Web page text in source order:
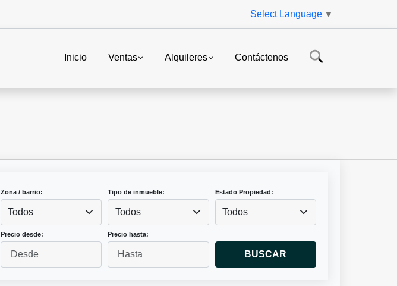
Select Language ▼
Inicio Ventas Alquileres Contáctenos
Zona / barrio:
Todos
Tipo de inmueble:
Todos
Estado Propiedad:
Todos
Precio desde: Precio hasta:
BUSCAR